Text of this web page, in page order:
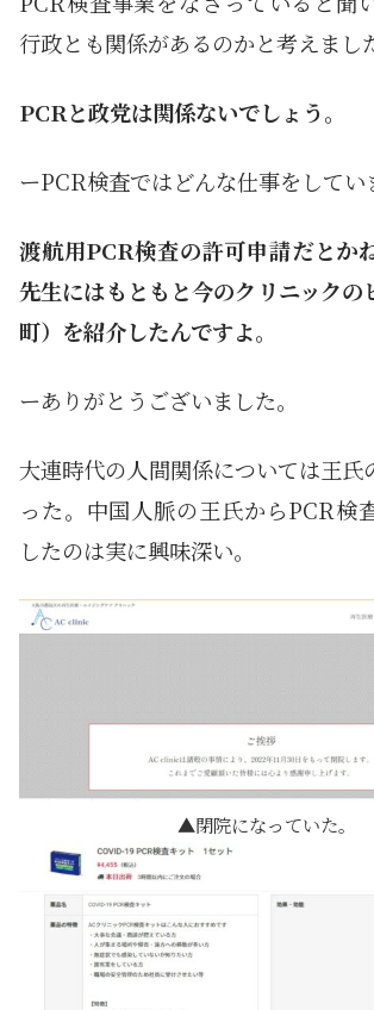
行政とも関係があるのかと考えまし
PCRと政党は関係ないでしょう。
ーPCR検査ではどんな仕事をしてい
渡航用PCR検査の許可申請だとか
先生にはもともと今のクリニックの
町）を紹介したんですよ。
ーありがとうございました。
大連時代の人間関係については王氏
った。中国人脈の王氏からPCR検
したのは実に興味深い。
閉院になっていた。